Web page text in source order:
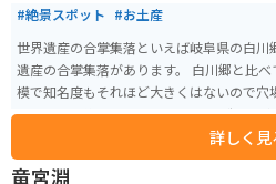
#絶景スポット #お土産
世界遺産の合掌集落といえば岐阜県の白
遺産の合掌集落があります。 白川郷と比
模で知名度もそれほど大きくはないので穴場スポット
をバックに約100～350年前の合掌造りの
いえます。 冬場は雪深いので訪れるのは
を見ることができます。季節毎にライト
詳しく見
竜宮淵